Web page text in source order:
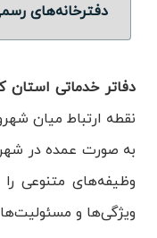
ویدئو
درباره
ما
دفترخانه‌های
دفاتر خدماتی استان
نقطه ارتباط میان
به صورت عمده در
وظیفه‌های متنوعی را
ویژگی‌ها و